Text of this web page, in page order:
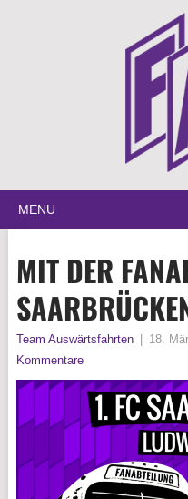
MENU
MIT DER
Team Auswärtsfahrten 18.
Kommentare